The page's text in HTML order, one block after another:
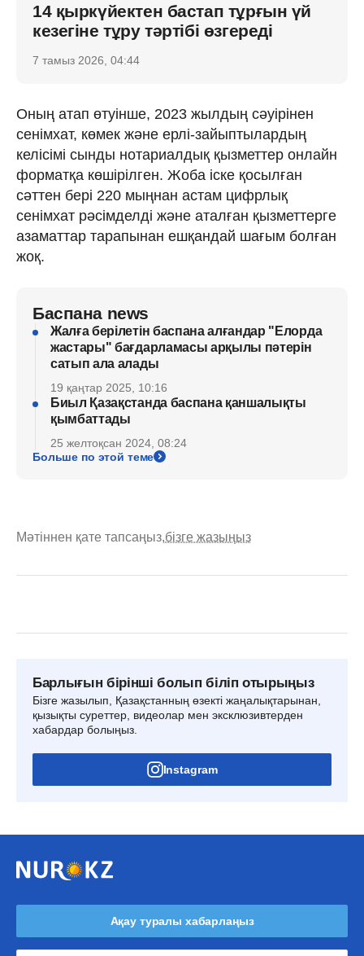
14 қыркүйектен бастап тұрғын үй
кезегіне тұру тәртібі өзгереді
7 тамыз 2026, 04:44
Оның атап өтуінше, 2023 жылдың сәуірінен
сенімхат, көмек және ерлі-зайыптылардың
келісімі сынды нотариалдық қызметтер онлайн
форматқа көшірілген. Жоба іске қосылған
сәттен бері 220 мыңнан астам цифрлық
сенімхат рәсімделді және аталған қызметтерге
азаматтар тарапынан ешқандай шағым болған
жоқ.
Баспана news
Жалға берілетін баспана алғандар "Елорда
жастары" бағдарламасы арқылы пәтерін
сатып ала алады
19 қаңтар 2025, 10:16
Биыл Қазақстанда баспана қаншалықты
қымбаттады
25 желтоқсан 2024, 08:24
Больше по этой теме
Мәтіннен қате тапсаңыз,бізге жазыңыз
Барлығын бірінші болып біліп отырыңыз
Бізге жазылып, Қазақстанның өзекті жаңалықтарынан,
қызықты суреттер, видеолар мен эксклюзивтерден
хабардар болыңыз.
Instagram
Ақау туралы хабарлаңыз